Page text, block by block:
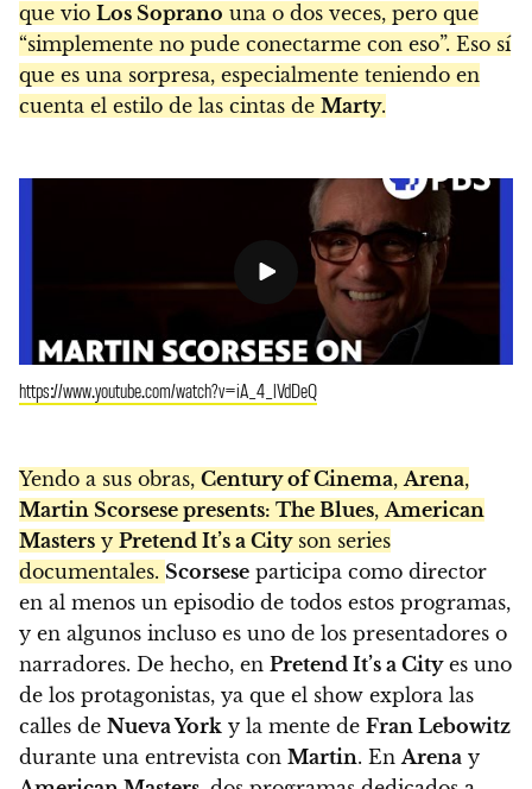
que vio Los Soprano una o dos veces, pero que
“simplemente no pude conectarme con eso”. Eso sí
que es una sorpresa, especialmente teniendo en
cuenta el estilo de las cintas de Marty.
https://www.youtube.com/watch?v=iA_4_lVdDeQ
Yendo a sus obras, Century of Cinema,Arena,
Martin Scorsese presents: The Blues,American
Masters y Pretend It’s a Cityson series
documentales. Scorsese participa como director
en al menos un episodio de todos estos programas,
y en algunos incluso es uno de los presentadores o
narradores. De hecho, en Pretend It’s a Cityes uno
de los protagonistas, ya que el show explora las
calles de Nueva York y la mente de Fran Lebowitz
durante una entrevista con Martin. EnArena y